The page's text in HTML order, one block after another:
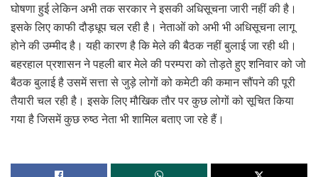
घोषणा हुई लेकिन अभी तक सरकार ने इसकी अधिसूचना जारी नहीं की है।
इसके लिए काफी दौड़धूप चल रही है। नेताओं को अभी भी अधिसूचना लागू
होने की उम्मीद है। यही कारण है कि मेले की बैठक नहीं बुलाई जा रही थी।
बहरहाल प्रशासन ने पहली बार मेले की परम्परा को तोड़ते हुए शनिवार को जो
बैठक बुलाई है उसमें सत्ता से जुड़े लोगों को कमेटी की कमान सौंपने की पूरी
तैयारी चल रही है। इसके लिए मौखिक तौर पर कुछ लोगों को सूचित किया
गया है जिसमें कुछ रुष्ठ नेता भी शामिल बताए जा रहे हैं।